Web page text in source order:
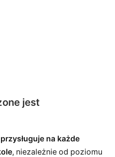
jest
na każde
, niezależnie od poziomu